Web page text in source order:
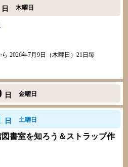
日 木曜日
2026年7月9日（木曜日）21日毎
日 金曜日
日 土曜日
書室を知ろう＆ストラップ作